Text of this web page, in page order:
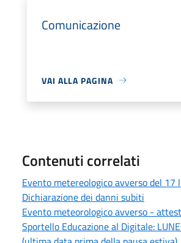
Comunicazione
VAI ALLA PAGINA
Contenuti correlati
Evento metereologico avverso del 17
Dichiarazione dei danni subiti
Evento meteorologico avverso -
Sportello Educazione al Digitale: